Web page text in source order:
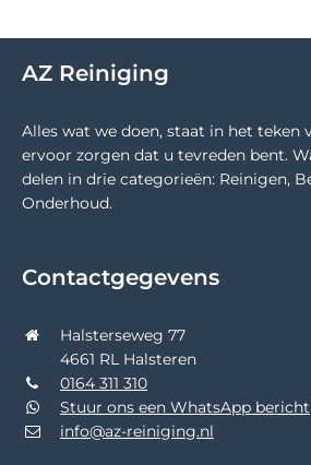
AZ Reiniging
Alles wat we doen, staat in het teken
ervoor zorgen dat u tevreden bent.
delen in drie categorieën: Reinigen,
Onderhoud.
Contactgegevens
Halsterseweg 77
4661 RL Halsteren
0164 311 310
Stuur ons een WhatsApp bericht
info@az-reiniging.nl